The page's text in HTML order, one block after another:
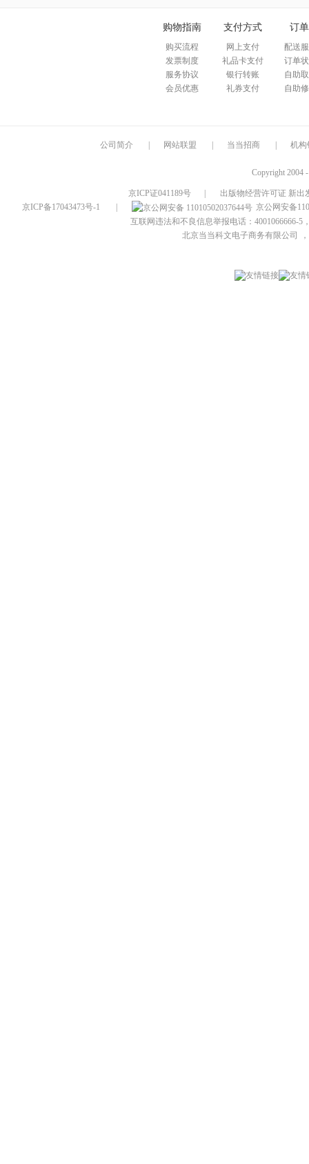
购物指南
购买流程
发票制度
服务协议
会员优惠
支付方式
网上支付
礼品卡支付
银行转账
礼券支付
订
配送
订单
自助
自助
公司简介 网站联盟 当当招商 机构
Copyright 2004
京ICP证041189号
出版物经营许可证 新出
京ICP备17043473号-1
京公网安备
互联网违法和不良信息举报电话：4001066666-5
北京当当科文电子商务有限公司